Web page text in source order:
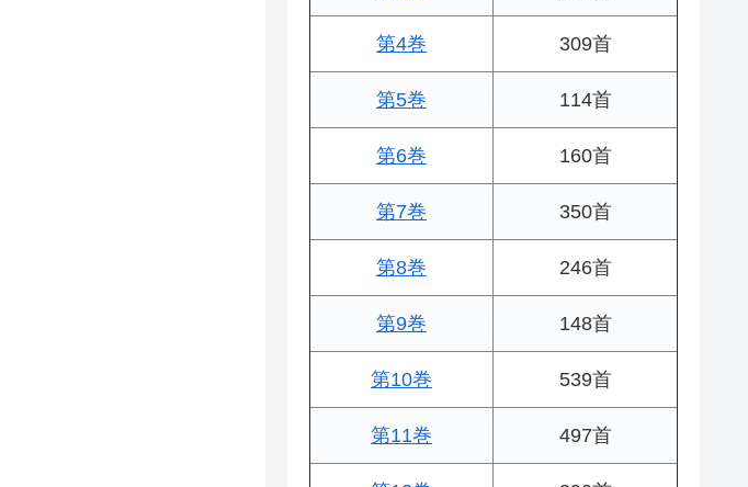
第4巻 309首
第5巻 114首
第6巻 160首
第7巻 350首
第8巻 246首
第9巻 148首
第10巻 539首
第11巻 497首